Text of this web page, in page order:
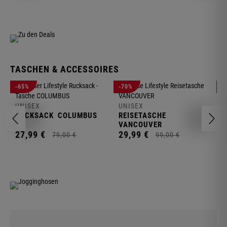
TASCHEN & ACCESSOIRES
-65%
UNISEX
RUCKSACK COLUMBUS
27,99 € 79,00 €
-70%
UNISEX
REISETASCHE
VANCOUVER
29,99 € 99,00 €